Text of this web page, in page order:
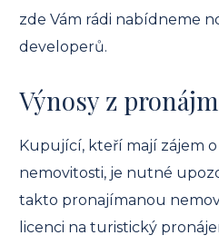
zde Vám rádi nabídneme
developerů.
Výnosy z
Kupující, kteří mají zájem
nemovitosti, je nutné
takto pronajímanou
licenci na turistický